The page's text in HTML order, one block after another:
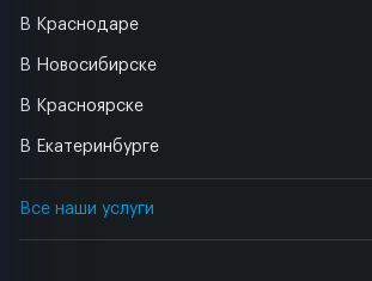
В Краснодаре
В Новосибирске
В Красноярске
В Екатеринбурге
Все наши услуги